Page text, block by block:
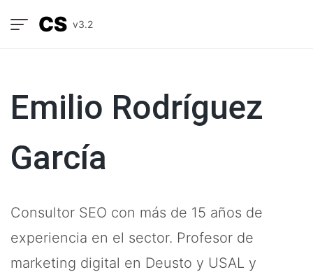
CS v3.2
Emilio Rodríguez
García
Consultor SEO con más de 15 años de
experiencia en el sector. Profesor de
marketing digital en Deusto y USAL y